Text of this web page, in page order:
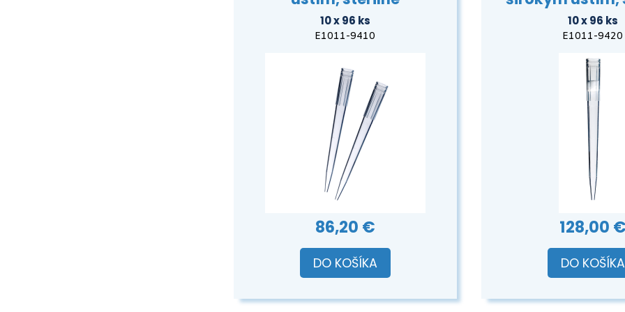
10 x 96 ks
E1011-9410
86,20 €
DO KOŠÍKA
10 x 96 ks
E1011-9420
128,00
DO KOŠÍKA